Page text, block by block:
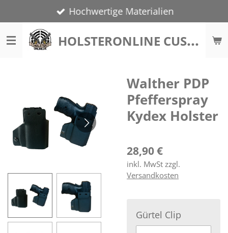
Hauptinhalt
springen
H
OLSTERONLINE CUSTOM
Hochwertige Materialien
Walther PDP
Pfefferspray
Kydex Holster
28,90 €
inkl. MwSt zzgl.
Versandkosten
Gürtel Clip